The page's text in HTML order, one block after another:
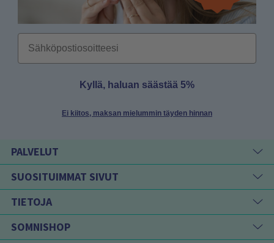
Email
Kyllä, haluan säästää 5%
Ei kiitos, maksan mielummin täyden hinnan
PALVELUT
SUOSITUIMMAT SIVUT
TIETOJA
SOMNISHOP